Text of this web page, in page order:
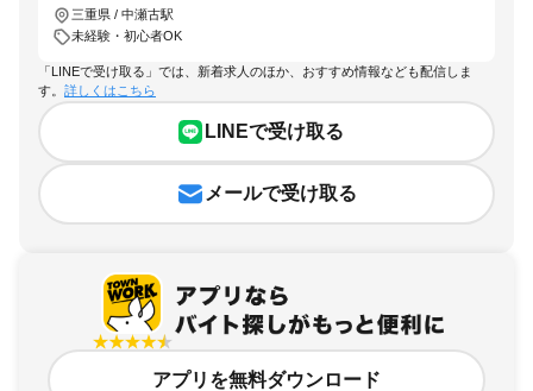
三重県 / 中瀬古駅
未経験・初心者OK
「LINEで受け取る」では、新着求人のほか、おすすめ情報なども配信しま
す。 詳しくはこちら
LINEで受け取る
メールで受け取る
アプリを無料ダウンロード